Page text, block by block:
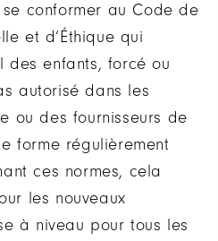
conformer au Code de
et d’Éthique qui
enfants, forcé ou
autorisé dans les
ou des fournisseurs de
forme régulièrement
ces normes, cela
les nouveaux
à niveau pour tous les